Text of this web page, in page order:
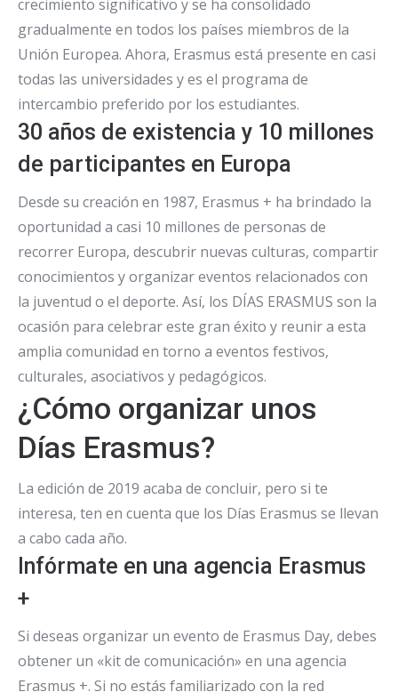
crecimiento significativo y se ha consolidado
gradualmente en todos los países miembros de la
Unión Europea. Ahora, Erasmus está presente en casi
todas las universidades y es el programa de
intercambio preferido por los estudiantes.
30 años de existencia y 10 millones
de participantes en Europa
Desde su creación en 1987, Erasmus + ha brindado la
oportunidad a casi 10 millones de personas de
recorrer Europa, descubrir nuevas culturas, compartir
conocimientos y organizar eventos relacionados con
la juventud o el deporte. Así, los DÍAS ERASMUS son la
ocasión para celebrar este gran éxito y reunir a esta
amplia comunidad en torno a eventos festivos,
culturales, asociativos y pedagógicos.
¿Cómo organizar unos
Días Erasmus?
La edición de 2019 acaba de concluir, pero si te
interesa, ten en cuenta que los Días Erasmus se llevan
a cabo cada año.
Infórmate en una agencia Erasmus
+
Si deseas organizar un evento de Erasmus Day, debes
obtener un «kit de comunicación» en una agencia
Erasmus +. Si no estás familiarizado con la red